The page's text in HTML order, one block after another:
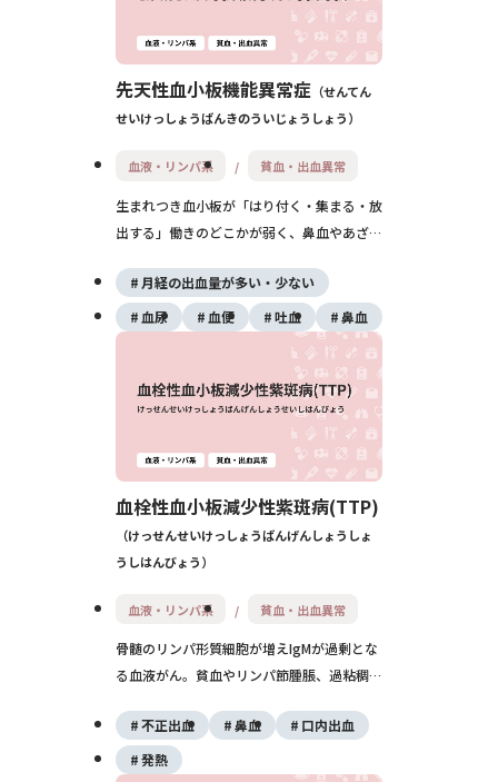
先天性血小板機能異常症
せんてん
せいけっしょうばんきのういじょうしょう
血液・リンパ系 貧血・出血異常
生まれつき血小板が「はり付く・集まる・放
出する」働きのどこかが弱く、鼻血やあざ、
種類により治療は、止血薬・輸血・遺伝子に
基づく個別対応などを組み合わせます。
月経の出血量が多い・少ない
血尿
血便 吐血 鼻血
血栓性血小板減少性紫斑病(TTP)
けっせんせいけっしょうばんげんしょうしょ
うしはんびょう
血液・リンパ系 貧血・出血異常
骨髄のリンパ形質細胞が増えIgMが過剰とな
る血液がん。貧血やリンパ節腫脹、過粘稠で
シマブ併用療法やBTK阻害薬、血漿交換を
行います。
不正出血 鼻血
口内出血
発熱